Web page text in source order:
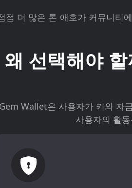
점 더 많은 톤 애호가 커뮤니티
왜 선택해야
Gem Wallet은 사용자가 키와 자
사용자의 활